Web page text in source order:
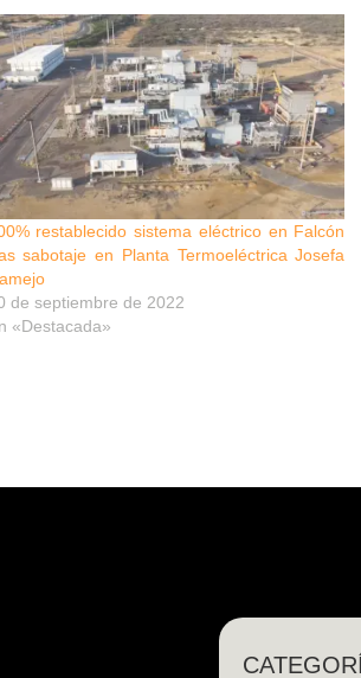
restablecido sistema eléctrico en Falcón
sabotaje en Planta Termoeléctrica Josefa
de septiembre de 2022
«Destacada»